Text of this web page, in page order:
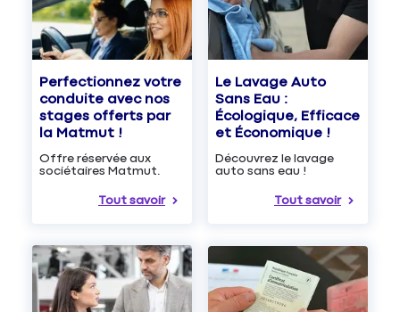
Perfectionnez votre
conduite avec nos
stages offerts par
la Matmut !
Offre réservée aux
sociétaires Matmut.
Tout savoir
Le Lavage Auto
Sans Eau :
Écologique, Efficace
et Économique !
Découvrez le lavage
auto sans eau !
Tout savoir